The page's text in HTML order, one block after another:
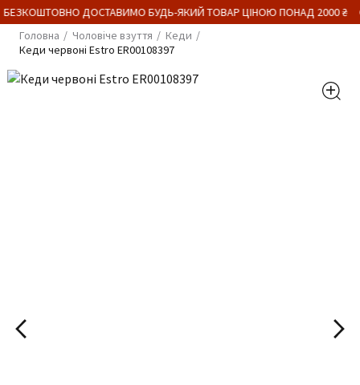
ДОСТАВИМО БУДЬ-ЯКИЙ ТОВАР ЦІНОЮ ПОНАД 2000 ₴
Головна
Чоловіче взуття
Кеди
Кеди червоні Estro ER00108397